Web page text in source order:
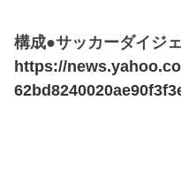
構成●サッカーダイジ
https://